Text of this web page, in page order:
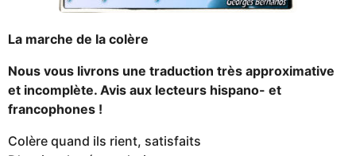
La marche de la colère
Nous vous livrons une traduction très approximative
et incomplète. Avis aux lecteurs hispano- et
francophones !
Colère quand ils rient, satisfaits